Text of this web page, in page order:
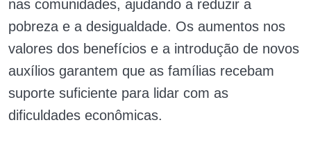
nas comunidades, ajudando a reduzir a
pobreza e a desigualdade. Os aumentos nos
valores dos benefícios e a introdução de novos
auxílios garantem que as famílias recebam
suporte suficiente para lidar com as
dificuldades econômicas.